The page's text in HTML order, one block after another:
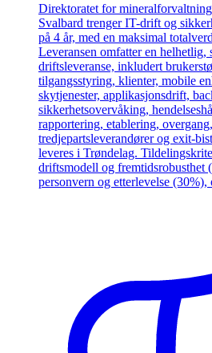
Direktoratet for
Svalbard trenger IT-drift og
på 4 år, med en maksimal
Leveransen omfatter en
driftsleveranse, inkludert
tilgangsstyring, klienter, mobile
skytjenester, applikasjonsdrift,
sikkerhetsovervåking,
rapportering, etablering,
tredjepartsleverandører og exit-
leveres i Trøndelag.
driftsmodell og fremtidsrobusthet
personvern og etterlevelse (30%),